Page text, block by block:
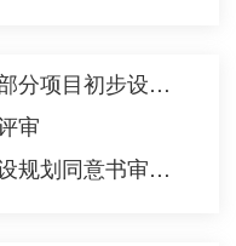
政府投资部分项目初步设计审批
审
水工程建设规划同意书审查结果查询